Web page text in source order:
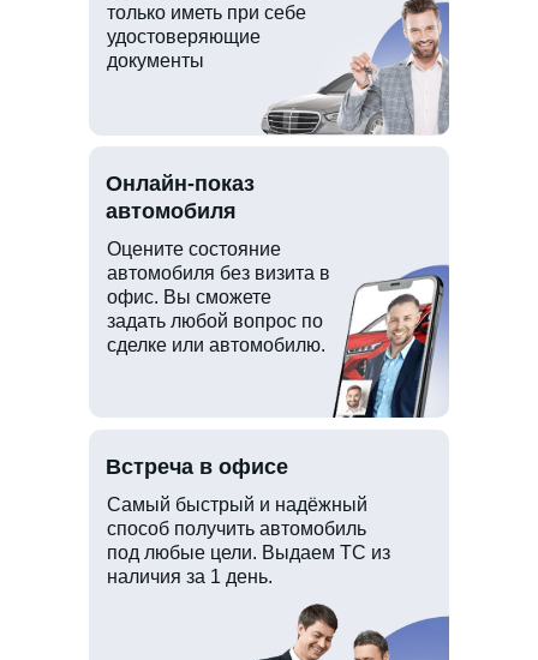
только иметь при себе
удостоверяющие
документы
Оцените состояние
автомобиля без визита в
офис. Вы сможете
задать любой вопрос по
сделке или автомобилю.
Самый быстрый и надёжный
способ получить автомобиль
под любые цели. Выдаем ТС из
наличия за 1 день.
Онлайн-показ
автомобиля
Встреча в офисе